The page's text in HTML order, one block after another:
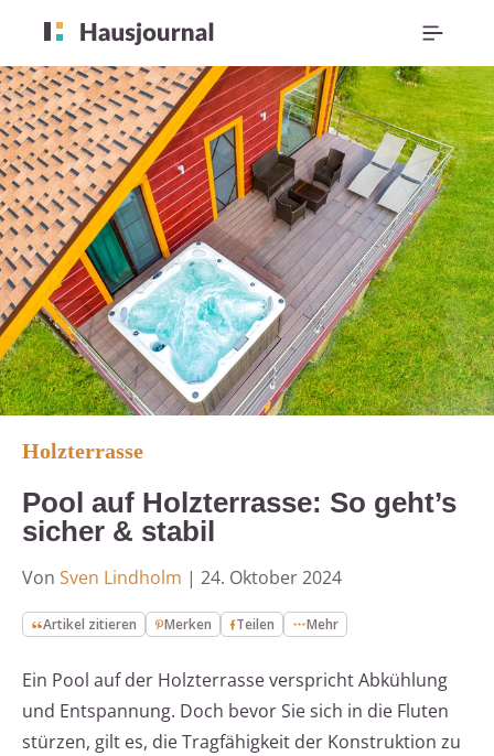
Holzterrasse
Pool auf Holzterrasse: So geht’s
sicher & stabil
Von Sven Lindholm | 24. Oktober 2024
Artikel zitieren Merken Teilen Mehr
Ein Pool auf der Holzterrasse verspricht Abkühlung
und Entspannung. Doch bevor Sie sich in die Fluten
stürzen, gilt es, die Tragfähigkeit der Konstruktion zu